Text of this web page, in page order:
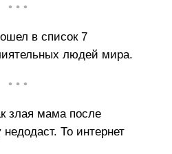
• • •
в список 7
людей мира.
• • •
злая мама после
То интернет